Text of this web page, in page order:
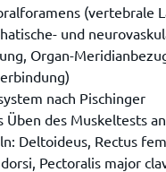
(vertebrale
und
Organ-
nach Pischinger
Üben des Muskeltests
Deltoideus, Rectus
Pectoralis major